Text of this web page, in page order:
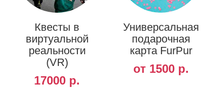
Квесты в
виртуальной
реальности
(VR)
17000 р.
Универсальная
подарочная
карта FurPur
от 1500 р.